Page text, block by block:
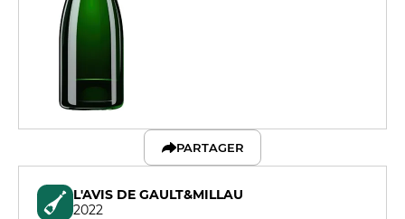
PARTAGER
L'AVIS DE GAULT&MILLAU
2022